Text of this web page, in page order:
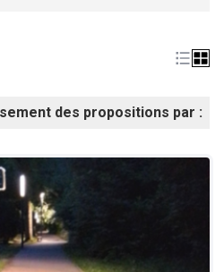
des propositions par :